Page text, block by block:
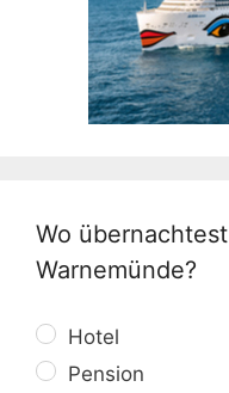
Wo
Warnemünde?
Hotel
Pension